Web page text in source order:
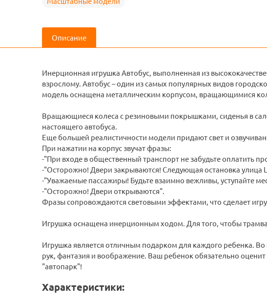
Описание
Инерционная игрушка Автобус, выполненная из
взрослому. Автобус – один из самых популярных видов
модель оснащена металлическим корпусом, вращающимися
Вращающиеся колеса с резиновыми покрышками, сиденья в
настоящего автобуса.
Еще большей реалистичности модели придают свет и
При нажатии на корпус звучат фразы:
-"При входе в общественный транспорт не забудьте оплатить
-"Осторожно! Двери закрываются! Следующая остановка улица
-"Уважаемые пассажиры! Будьте взаимно вежливы, уступайте
-"Осторожно! Двери открываются".
Фразы сопровождаются световыми эффектами, что сделает
Игрушка оснащена инерционным ходом. Для того, чтобы
Игрушка является отличным подарком для каждого ребенка.
рук, фантазия и воображение. Ваш ребенок обязательно
"автопарк"!
Характеристики: